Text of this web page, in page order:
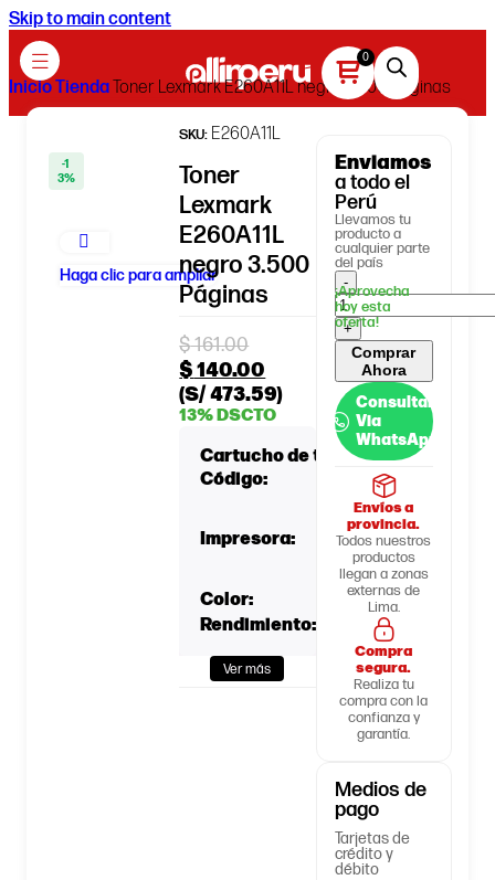
Skip to main content
InicioTiendaToner Lexmark E260A11L negro 3.500 Páginas
-1
3%
Haga clic para ampliar
SKU: E260A11L
Toner
Lexmark
E260A11L
negro 3.500
Páginas
$161.00
$140.00
(S/ 473.59)
13% DSCTO
Cartucho de tóner:
Lexmark
Código:
E260A11L
Impresora:
Color:
Negro
Rendimiento:
3.500 Páginas
Ver más
Enviamos
a todo el
Perú
Llevamos tu
producto a
cualquier parte
del país
Comprar
Ahora
Consultar
Via
WhatsApp
Envíos a
provincia.
Todos nuestros
productos
llegan a zonas
externas de
Lima.
Compra
segura.
Realiza tu
compra con la
confianza y
garantía.
Medios de
pago
Tarjetas de
crédito y
débito